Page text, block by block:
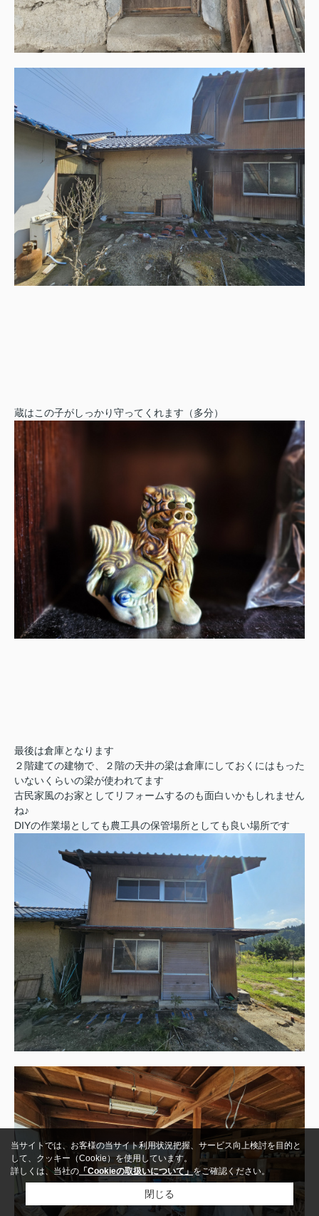
蔵はこの子がしっかり守ってくれます（多分）
最後は倉庫となります
２階建ての建物で、２階の天井の梁は倉庫にしておくにはもった
いないくらいの梁が使われてます
古民家風のお家としてリフォームするのも面白いかもしれません
ね♪
DIYの作業場としても農工具の保管場所としても良い場所です
当サイトでは、お客様の当サイト利用状況把握、サービス向上検討を目的と
して、クッキー（Cookie）を使用しています。
詳しくは、当社の 「Cookieの取扱いについて」をご確認ください。
閉じる